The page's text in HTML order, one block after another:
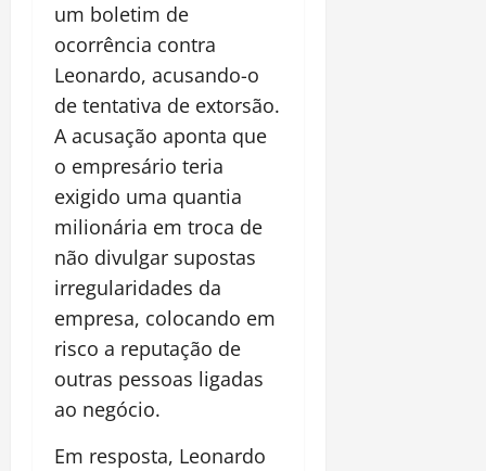
um boletim de
ocorrência contra
Leonardo, acusando-o
de tentativa de extorsão.
A acusação aponta que
o empresário teria
exigido uma quantia
milionária em troca de
não divulgar supostas
irregularidades da
empresa, colocando em
risco a reputação de
outras pessoas ligadas
ao negócio.
Em resposta, Leonardo